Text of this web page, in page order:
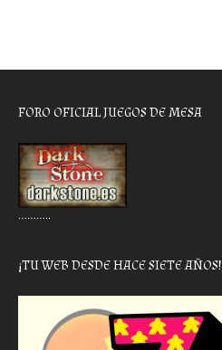
FORO OFICIAL JUEGOS DE MESA
………..
¡TU WEB DESDE HACE SIETE AÑOS!